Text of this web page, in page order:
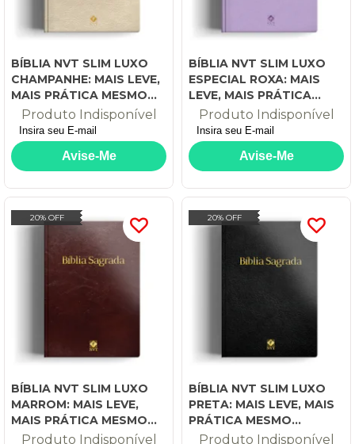
BÍBLIA NVT SLIM LUXO
CHAMPANHE: MAIS LEVE,
MAIS PRÁTICA MESMO
CONTEÚDO!
Produto Indisponível
BÍBLIA NVT SLIM LUXO
ESPECIAL ROXA: MAIS
LEVE, MAIS PRÁTICA
MESMO CONTEÚDO!
Produto Indisponível
20% OFF
BÍBLIA NVT SLIM LUXO
MARROM: MAIS LEVE,
MAIS PRÁTICA MESMO
CONTEÚDO!
Produto Indisponível
20% OFF
BÍBLIA NVT SLIM LUXO
PRETA: MAIS LEVE, MAIS
PRÁTICA MESMO
CONTEÚDO!
Produto Indisponível